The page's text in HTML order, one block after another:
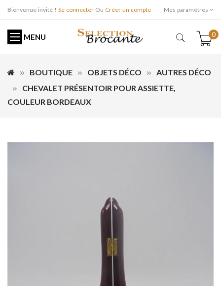
Bienvenue invité ! Se connecter Ou Créer un compte Mes paramètres
MENU 0
BOUTIQUE OBJETS DÉCO
AUTRES DÉCO
CHEVALET PRÉSENTOIR POUR ASSIETTE,
COULEUR BORDEAUX